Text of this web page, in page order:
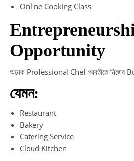
Online Cooking Class
Opportunity
অনেক Professional Chef পরবর্তীতে নিজের
যেমন:
Restaurant
Bakery
Catering Service
Cloud Kitchen